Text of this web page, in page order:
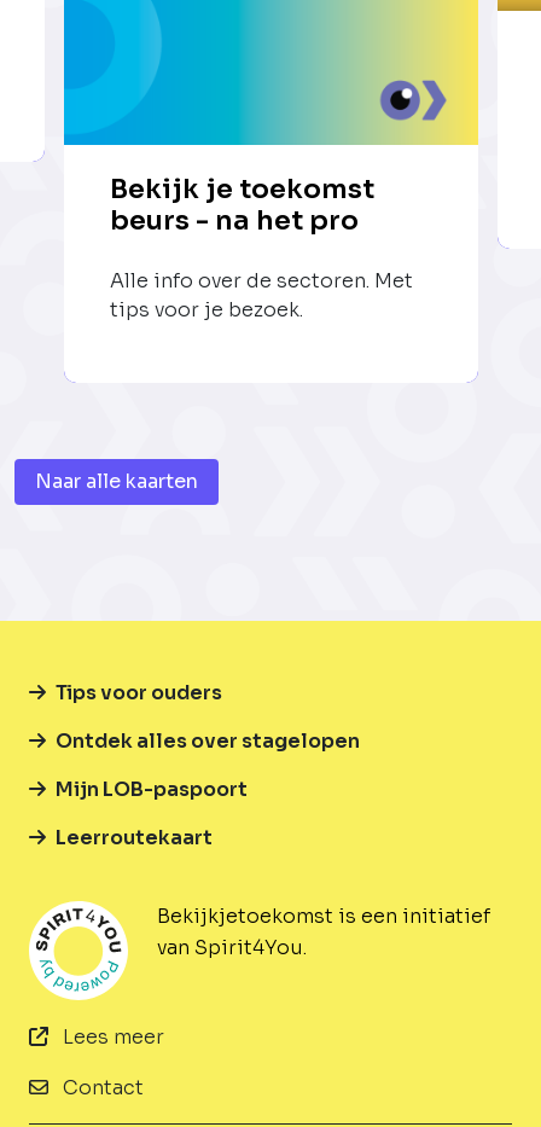
Bekijk je toekomst
beurs - na het pro
Alle info over de sectoren. Met
tips voor je bezoek.
Naar alle kaarten
Bekijkjetoekomst is een initiatief
van Spirit4You.
Lees meer
Contact
Tips voor ouders
Ontdek alles over stagelopen
Mijn LOB-paspoort
Leerroutekaart